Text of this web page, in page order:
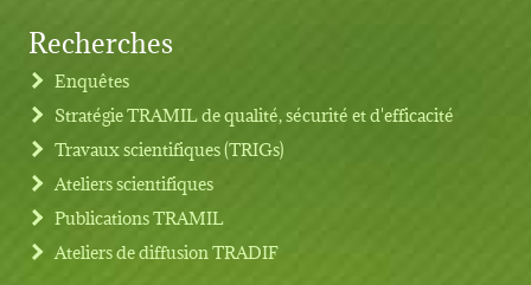
Footer menu
Recherches
Enquêtes
Stratégie TRAMIL de qualité, sécurité et d'efficacité
Travaux scientifiques (TRIGs)
Ateliers scientifiques
Publications TRAMIL
Ateliers de diffusion TRADIF